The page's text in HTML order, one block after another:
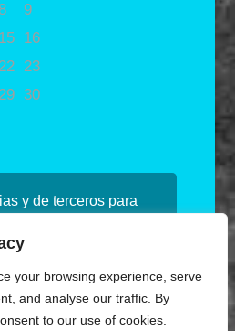
y de terceros para
que acepta su uso.
nuestra
Política de
your browsing experience, serve
and analyse our traffic. By
to our use of cookies.
9
15
16
22
23
29 30